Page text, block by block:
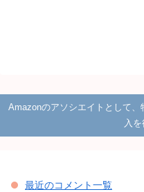
Amazonのアソシエイトとして
入
最近のコメント一覧